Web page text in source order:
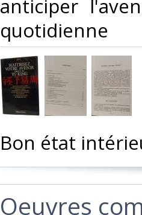
anticiper
quotidienne‎
‎Bon état
‎Oeuvres